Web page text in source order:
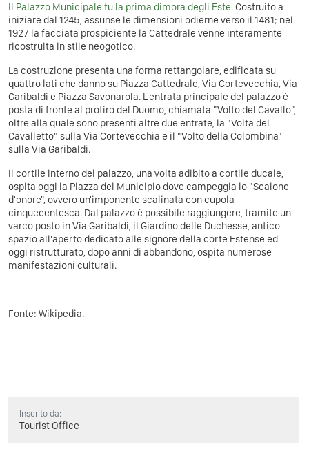
Il Palazzo Municipale fu la prima dimora degli Este.Costruito a
iniziare dal 1245, assunse le dimensioni odierne verso il 1481; nel
1927 la facciata prospiciente la Cattedrale venne interamente
ricostruita in stile neogotico.
La costruzione presenta una forma rettangolare, edificata su
quattro lati che danno su Piazza Cattedrale, Via Cortevecchia, Via
Garibaldi e Piazza Savonarola. L'entrata principale del palazzo è
posta di fronte al protiro del Duomo, chiamata "Volto del Cavallo",
oltre alla quale sono presenti altre due entrate, la "Volta del
Cavalletto" sulla Via Cortevecchia e il "Volto della Colombina"
sulla Via Garibaldi.
Il cortile interno del palazzo, una volta adibito a cortile ducale,
ospita oggi la Piazza del Municipio dove campeggia lo "Scalone
d'onore", ovvero un'imponente scalinata con cupola
cinquecentesca. Dal palazzo è possibile raggiungere, tramite un
varco posto in Via Garibaldi, il Giardino delle Duchesse, antico
spazio all'aperto dedicato alle signore della corte Estense ed
oggi ristrutturato, dopo anni di abbandono, ospita numerose
manifestazioni culturali.
Fonte: Wikipedia.
Inserito da:
Tourist Office